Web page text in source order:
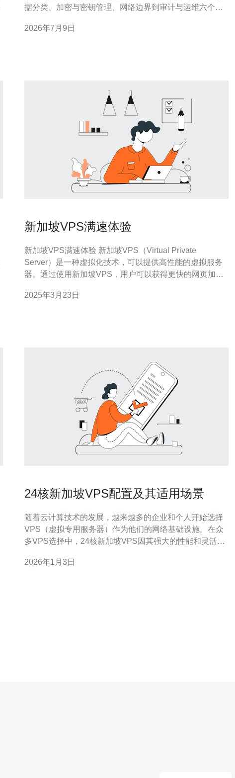
据分类、加密与密钥管理、网络边界到审计与运维六个维
应该存放敏感数据，怎么确定存储位置？ 首先基于业务和
2026年7月9日
新加坡VPS满速体验
新加坡VPS满速体验 新加坡VPS（Virtual Private
Server）是一种虚拟化技术，可以提供高性能的虚拟服务
器。通过使用新加坡VPS，用户可以获得更快的网页加载
体验。 新加坡VPS的主要优势是其高速稳定的网络连接，
2025年3月23日
24核新加坡VPS配置及其适用场景
随着云计算技术的发展，越来越多的企业和个人开始选择
VPS（虚拟专用服务器）作为他们的网络基础设施。在众
多VPS选择中，24核新加坡VPS因其强大的性能和灵活的
坡VPS的配置特点、适用场景以及使用优势，让您在选择
2026年1月3日